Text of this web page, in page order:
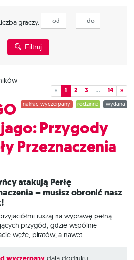
graczy:
-
Filtruj
« 1 2 3 … 14 »
wydana
rodzinne
nakład wyczerpany
Przygody
Przeznaczenia
– musisz obronić nasz
ruszaj na wyprawę pełną
przygód, gdzie wspólnie
węże, piratów, a nawet…
data dodruku